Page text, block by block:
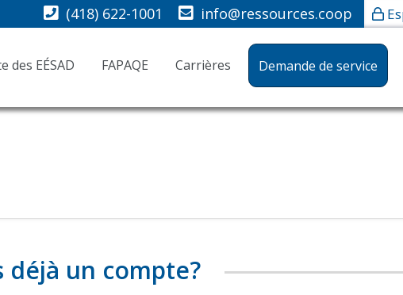
info@ressources.coop
(418) 622-1001
des EÉSAD FAPAQE Carrières Demande de service
déjà un compte?